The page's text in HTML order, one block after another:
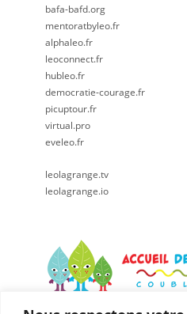
bafa-bafd.org
mentoratbyleo.fr
alphaleo.fr
leoconnect.fr
hubleo.fr
democratie-courage.fr
picuptour.fr
virtual.pro
eveleo.fr
leolagrange.tv
leolagrange.io